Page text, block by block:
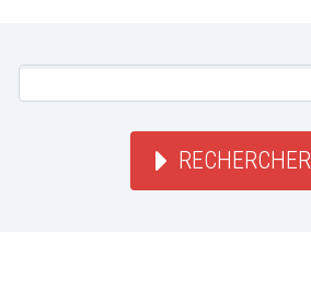
RECHERCHER